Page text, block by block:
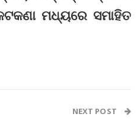
ମଧ୍ୟରେ ସମାହିତ
NEXT POST